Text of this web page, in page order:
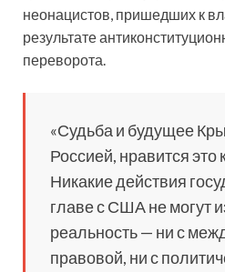
неонацистов, пришедших к
результате
переворота.
«Судьба и будущее
Россией, нравится это
Никакие действия
главе с США не могут
реальность — ни с
правовой, ни с